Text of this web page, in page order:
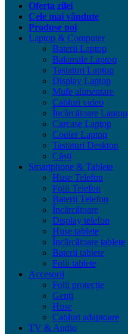
Oferta zilei
Cele mai vândute
Produse noi
Laptop & Computer
Baterii Laptop
Balamale Laptop
Tastaturi Laptop
Display Laptop
Mufe alimentare
Cabluri video
Încărcătoare Laptop
Carcase Laptop
Cooler Laptop
Tastaturi Desktop
Căști
Smartphone & Tablete
Huse Telefon
Folii Telefon
Baterii Telefon
Încărcătoare
Display telefon
Huse tablete
Încărcătoare tablete
Baterii tablete
Folii tablete
Accesorii
Folii protecție
Genți
Huse
Cabluri adaptoare
TV & Audio